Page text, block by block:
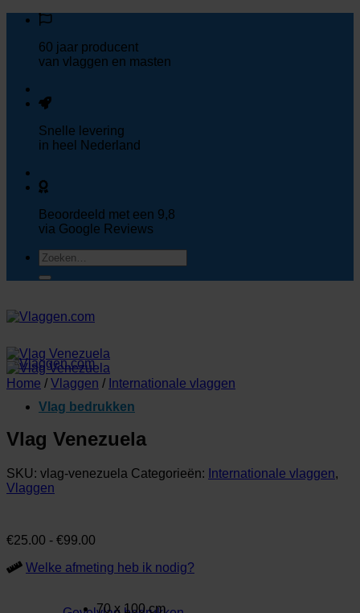
inhoud60 jaar producent
van vlaggen en masten
Snelle levering
in heel Nederland
Beoordeeld met een 9,8
via Google Reviews
Zoeken
naar:
Vlag bedrukken
Home / Vlaggen / Internationale vlaggen
Vlag Venezuela
SKU: vlag-venezuela Categorieën: Internationale vlaggen,
Vlaggen
€25.00 - €99.00
tot
Welke afmeting heb ik nodig?
70 x 100 cm